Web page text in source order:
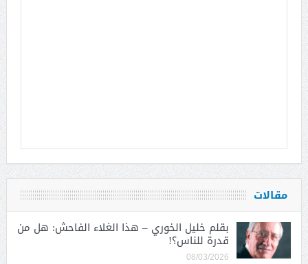
مقالات
بقلم خليل الخوري – هذا الغلاء الفاحش: هل من
قدرة للناس؟!
08/03/2026